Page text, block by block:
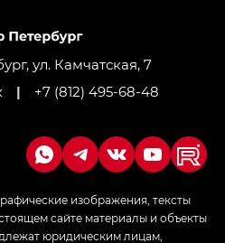
GX PREMIUM, ЛАУНЖ —
в комплектации
— GL(S-Style)
ул. Камчатская, 7
| +7 (812) 495-68-48
изображения, тексты
сайте материалы и объекты
юридическим лицам,